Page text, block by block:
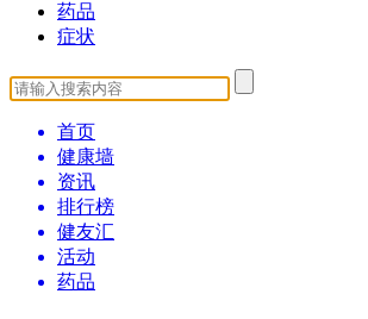
药品
症状
首页
健康墙
资讯
排行榜
健友汇
活动
药品